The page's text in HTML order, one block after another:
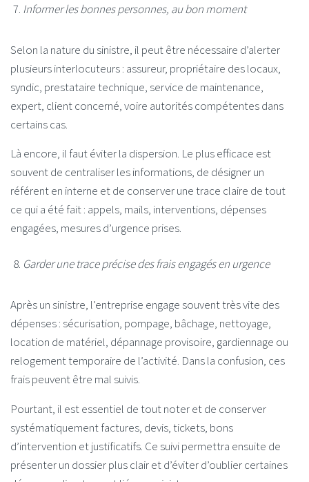
Informer les bonnes personnes, au bon moment
Selon la nature du sinistre, il peut être nécessaire d’alerter
plusieurs interlocuteurs : assureur, propriétaire des locaux,
syndic, prestataire technique, service de maintenance,
expert, client concerné, voire autorités compétentes dans
certains cas.
Là encore, il faut éviter la dispersion. Le plus efficace est
souvent de centraliser les informations, de désigner un
référent en interne et de conserver une trace claire de tout
ce qui a été fait : appels, mails, interventions, dépenses
engagées, mesures d’urgence prises.
Garder une trace précise des frais engagés en urgence
Après un sinistre, l’entreprise engage souvent très vite des
dépenses : sécurisation, pompage, bâchage, nettoyage,
location de matériel, dépannage provisoire, gardiennage ou
relogement temporaire de l’activité. Dans la confusion, ces
frais peuvent être mal suivis.
Pourtant, il est essentiel de tout noter et de conserver
systématiquement factures, devis, tickets, bons
d’intervention et justificatifs. Ce suivi permettra ensuite de
présenter un dossier plus clair et d’éviter d’oublier certaines